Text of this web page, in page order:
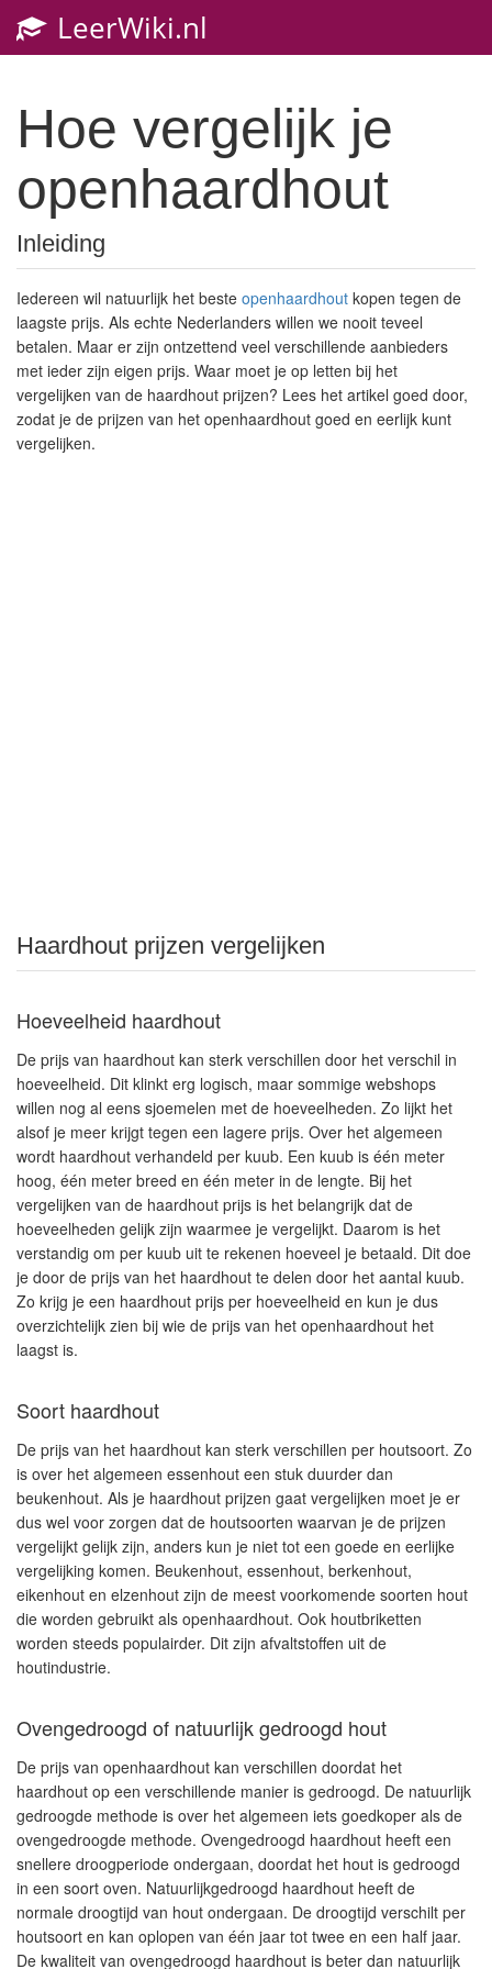
LeerWiki.nl
Hoe vergelijk je
openhaardhout
Inleiding
Iedereen wil natuurlijk het beste openhaardhout kopen tegen de
laagste prijs. Als echte Nederlanders willen we nooit teveel
betalen. Maar er zijn ontzettend veel verschillende aanbieders
met ieder zijn eigen prijs. Waar moet je op letten bij het
vergelijken van de haardhout prijzen? Lees het artikel goed door,
zodat je de prijzen van het openhaardhout goed en eerlijk kunt
vergelijken.
Haardhout prijzen vergelijken
Hoeveelheid haardhout
De prijs van haardhout kan sterk verschillen door het verschil in
hoeveelheid. Dit klinkt erg logisch, maar sommige webshops
willen nog al eens sjoemelen met de hoeveelheden. Zo lijkt het
alsof je meer krijgt tegen een lagere prijs. Over het algemeen
wordt haardhout verhandeld per kuub. Een kuub is één meter
hoog, één meter breed en één meter in de lengte. Bij het
vergelijken van de haardhout prijs is het belangrijk dat de
hoeveelheden gelijk zijn waarmee je vergelijkt. Daarom is het
verstandig om per kuub uit te rekenen hoeveel je betaald. Dit doe
je door de prijs van het haardhout te delen door het aantal kuub.
Zo krijg je een haardhout prijs per hoeveelheid en kun je dus
overzichtelijk zien bij wie de prijs van het openhaardhout het
laagst is.
Soort haardhout
De prijs van het haardhout kan sterk verschillen per houtsoort. Zo
is over het algemeen essenhout een stuk duurder dan
beukenhout. Als je haardhout prijzen gaat vergelijken moet je er
dus wel voor zorgen dat de houtsoorten waarvan je de prijzen
vergelijkt gelijk zijn, anders kun je niet tot een goede en eerlijke
vergelijking komen. Beukenhout, essenhout, berkenhout,
eikenhout en elzenhout zijn de meest voorkomende soorten hout
die worden gebruikt als openhaardhout. Ook houtbriketten
worden steeds populairder. Dit zijn afvaltstoffen uit de
houtindustrie.
Ovengedroogd of natuurlijk gedroogd hout
De prijs van openhaardhout kan verschillen doordat het
haardhout op een verschillende manier is gedroogd. De natuurlijk
gedroogde methode is over het algemeen iets goedkoper als de
ovengedroogde methode. Ovengedroogd haardhout heeft een
snellere droogperiode ondergaan, doordat het hout is gedroogd
in een soort oven. Natuurlijkgedroogd haardhout heeft de
normale droogtijd van hout ondergaan. De droogtijd verschilt per
houtsoort en kan oplopen van één jaar tot twee en een half jaar.
De kwaliteit van ovengedroogd haardhout is beter dan natuurlijk